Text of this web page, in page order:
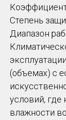
Степень
Диапазон
(объемах) с
условий, где
влажности